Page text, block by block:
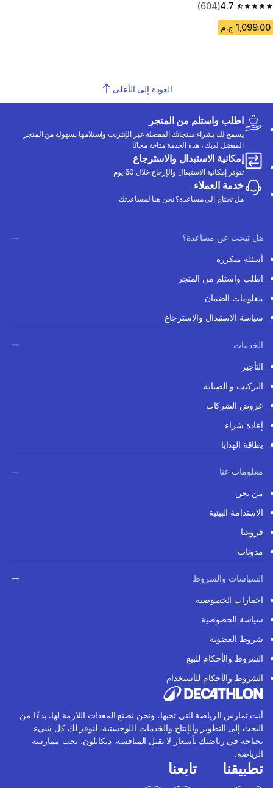
4.7
4.7 out of 5 stars from 604 reviews
(604)
1,099.00 ج.م
العودة إلى الأعلى
اطلب واستلم من المتجر
يسمح لك بشراء منتجاتك المفضلة عبر الإنترنت واستلامها بسهولة من المتجر
المفضل لديك ، هذه الخدمة متاحة مجانًا
إمكانية الاستبدال والاسترجاع
تتوفر إمكانية الاستبدال والإرجاع خلال 60 يوم
خدمة العملاء
هل تحتاج إلى مساعدة؟ نحن هنا لمساعدتك
هل تبحث عن مساعدة؟
أسئلة متكررة
اطلب واستلم من المتجر
معلومات الضمان
سياسة الاستبدال والاسترجاع
الخدمات
التأجير
التركيب و الصيانة
عروض الشركات
إعادة شراء
بطاقة الهدايا
معلومات عنا
من نحن
الاستدامة البيئية
فروعنا
مدونات
السياسات والشروط
اختيارات الخصوصية
سياسة الخصوصية
شروط العضوية
الشروط والأحكام للبيع
الشروط والأحكام للأستخدام
أنت تمارس الرياضة التي تحبها، ونحن نصنع المعدات اللازمة لها. بدءًا من
البحث إلى التطوير والإنتاج والخدمات اللوجستية، لنوفر لك كل شيء
تحتاجه في رياضتك بأسعار لا تقبل المنافسة. ديكاتلون. نحب ممارسة
الرياضة.
تطبيقنا تابعنا